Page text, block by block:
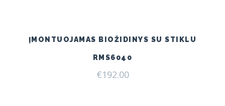
ĮMONTUOJAMAS BIOŽIDINYS SU STIKLU
RMS6040
€192.00